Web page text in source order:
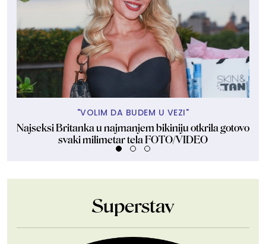
"VOLIM DA BUDEM U VEZI"
Najseksi Britanka u najmanjem bikiniju otkrila gotovo
svaki milimetar tela FOTO/VIDEO
Superstav